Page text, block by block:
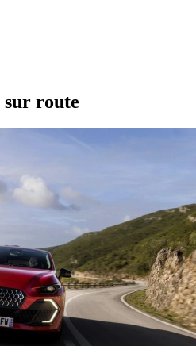
sur route